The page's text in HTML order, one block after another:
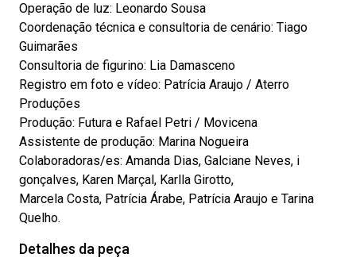
Operação de luz: Leonardo Sousa
Coordenação técnica e consultoria de cenário: Tiago
Guimarães
Consultoria de figurino: Lia Damasceno
Registro em foto e vídeo: Patrícia Araujo / Aterro
Produções
Produção: Futura e Rafael Petri / Movicena
Assistente de produção: Marina Nogueira
Colaboradoras/es: Amanda Dias, Galciane Neves, i
gonçalves, Karen Marçal, Karlla Girotto,
Marcela Costa, Patrícia Árabe, Patrícia Araujo e Tarina
Quelho.
Detalhes da peça